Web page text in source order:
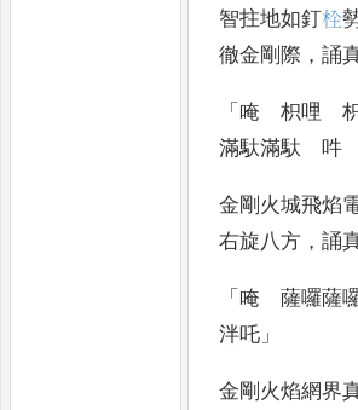
智拄地如釘𣐍
徹金剛際 ，誦
「 唵 枳哩
滿馱滿馱 吽
金剛火城飛焰
右旋八方 ，誦
「 唵 薩囉薩
泮吒 」
金剛火焰網界